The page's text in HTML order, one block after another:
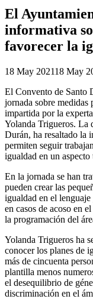
El
informativa
favorecer la
18 May 202118 May
El Convento de Santo
jornada sobre medidas
impartida por la
Yolanda Trigueros. La
Durán, ha resaltado la
permiten seguir
igualdad en un
En la jornada se han
pueden crear las
igualdad en el
en casos de acoso en
la programación del
Yolanda Trigueros ha
conocer los planes de
más de cincuenta
plantilla menos
el desequilibrio de
discriminación en el